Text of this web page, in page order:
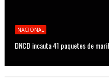
NACIONAL
DNCD incauta 41 paquetes de